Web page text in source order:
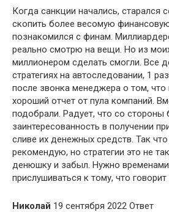
Когда санкции начались, старался
скопить более весомую
познакомился с финам.
реально смотрю на вещи. Но из
миллионером сделать смогли. Все
стратегиях на автоследовании, 1
после звонка менеджера о том,
хороший отчет от пула компаний.
подобрали. Радует, что со стороны
заинтересованность в получении
сливе их денежных средств. Так
рекомендую, но стратегии это не
денюшку и забыл. Нужно временами
прислушиваться к тому, что
Николай 19 сентября 2022 Ответ